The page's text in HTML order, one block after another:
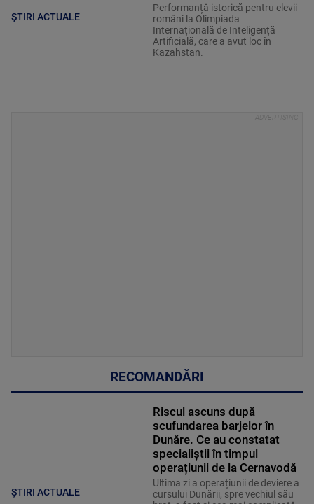
ȘTIRI ACTUALE
Performanță istorică pentru elevii
români la Olimpiada
Internațională de Inteligență
Artificială, care a avut loc în
Kazahstan.
RECOMANDĂRI
ȘTIRI ACTUALE
Riscul ascuns după
scufundarea barjelor în
Dunăre. Ce au constatat
specialiștii în timpul
operațiunii de la Cernavodă
Ultima zi a operațiunii de deviere a
cursului Dunării, spre vechiul său